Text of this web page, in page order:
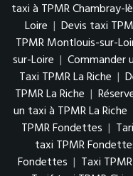
taxi à TPMR Chambray-
Loire | Devis taxi
TPMR Montlouis-sur-
sur-Loire | Commander
Taxi TPMR La Riche |
TPMR La Riche |
un taxi à TPMR La Riche
TPMR Fondettes |
taxi TPMR
Fondettes | Taxi